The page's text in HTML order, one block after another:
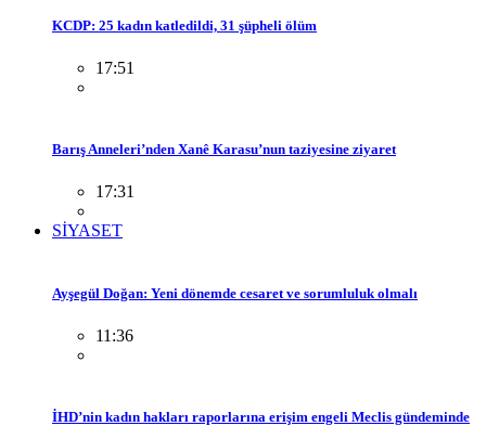
KCDP: 25 kadın katledildi, 31 şüpheli ölüm
17:51
Barış Anneleri’nden Xanê Karasu’nun taziyesine ziyaret
17:31
SİYASET
Ayşegül Doğan: Yeni dönemde cesaret ve sorumluluk olmalı
11:36
İHD’nin kadın hakları raporlarına erişim engeli Meclis gündeminde